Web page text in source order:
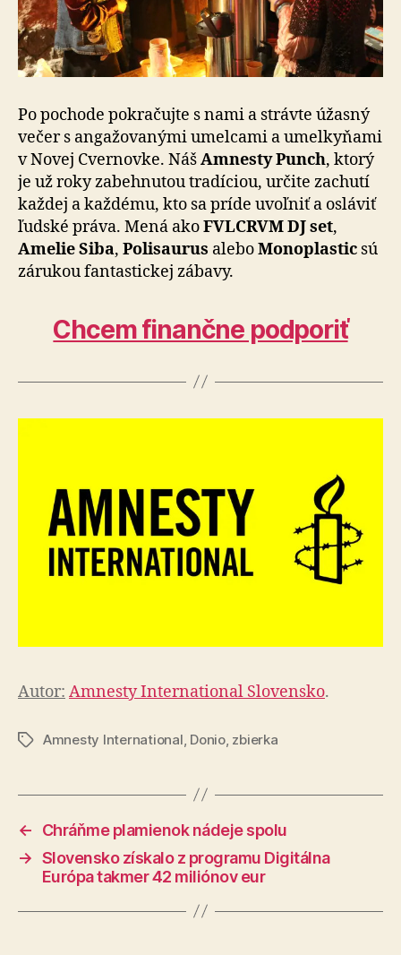
Po pochode pokračujte s nami a strávte úžasný
večer s angažovanými umelcami a umelkyňami
v Novej Cvernovke. NášAmnesty Punch, ktorý
je už roky zabehnutou tradíciou, určite zachutí
každej a každému, kto sa príde uvoľniť a osláviť
ľudské práva. Mená akoFVLCRVM DJ set,
Amelie Siba, Polisaurus aleboMonoplastic sú
zárukou fantastickej zábavy.
Chcem finančne podporiť
Autor: Amnesty International Slovensko.
ZnačkyAmnesty International Donio, zbierka
←
Chráňme plamienok nádeje spolu
→ Slovensko získalo z programu Digitálna
Európa takmer 42 miliónov eur